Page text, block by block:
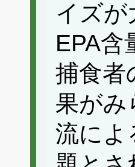
イズ
EPA含
捕食者
果がみ
流によ